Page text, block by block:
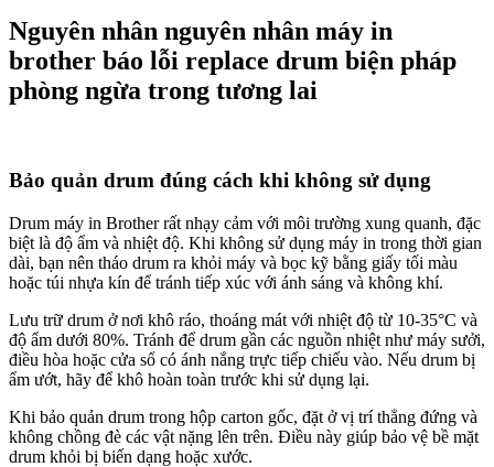
Nguyên nhân nguyên nhân máy in
brother báo lỗi replace drum biện pháp
phòng ngừa trong tương lai
Bảo quản drum đúng cách khi không sử dụng
Drum máy in Brother rất nhạy cảm với môi trường xung quanh, đặc
biệt là độ ẩm và nhiệt độ. Khi không sử dụng máy in trong thời gian
dài, bạn nên tháo drum ra khỏi máy và bọc kỹ bằng giấy tối màu
hoặc túi nhựa kín để tránh tiếp xúc với ánh sáng và không khí.
Lưu trữ drum ở nơi khô ráo, thoáng mát với nhiệt độ từ 10-35°C và
độ ẩm dưới 80%. Tránh để drum gần các nguồn nhiệt như máy sưởi,
điều hòa hoặc cửa sổ có ánh nắng trực tiếp chiếu vào. Nếu drum bị
ẩm ướt, hãy để khô hoàn toàn trước khi sử dụng lại.
Khi bảo quản drum trong hộp carton gốc, đặt ở vị trí thẳng đứng và
không chồng đè các vật nặng lên trên. Điều này giúp bảo vệ bề mặt
drum khỏi bị biến dạng hoặc xước.